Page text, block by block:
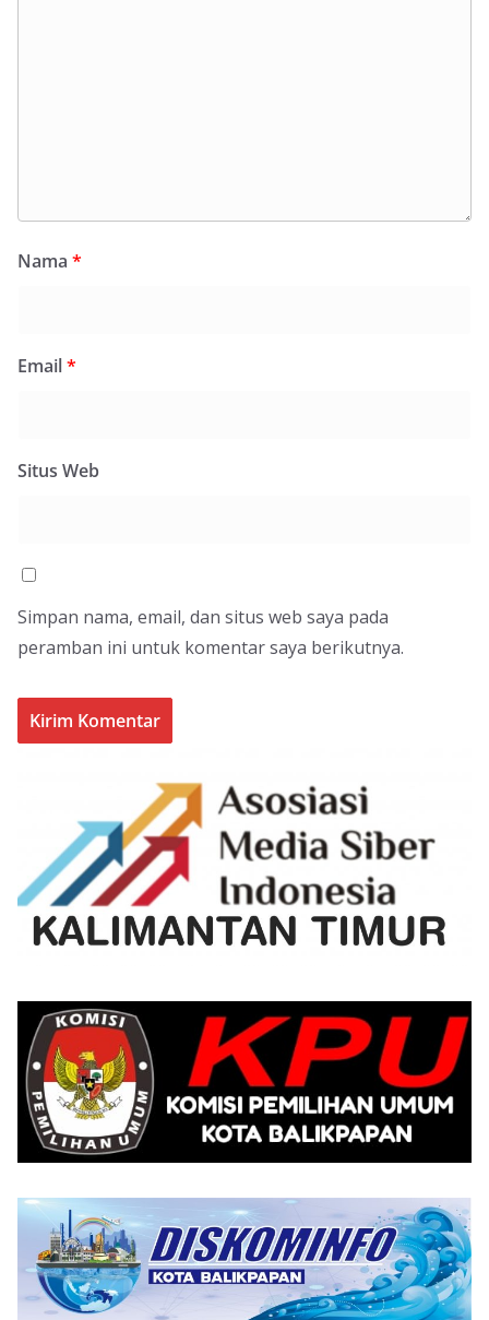
Nama *
Email*
Situs Web
Simpan nama, email, dan situs web saya pada
peramban ini untuk komentar saya berikutnya.